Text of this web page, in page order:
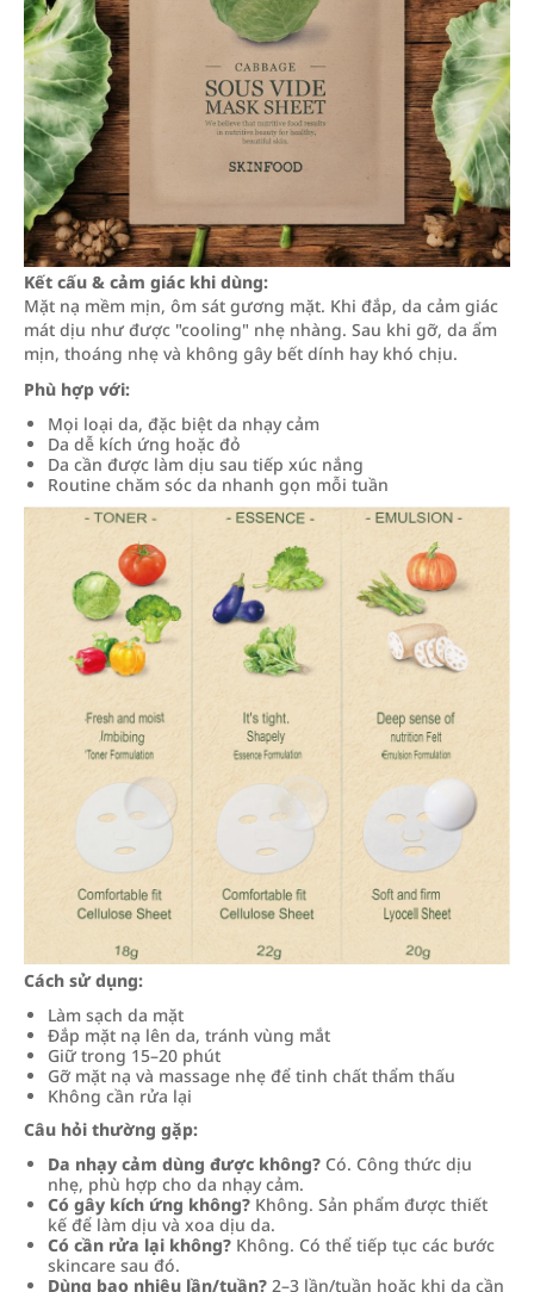
Kết cấu & cảm giác khi dùng:
Mặt nạ mềm mịn, ôm sát gương mặt. Khi đắp, da cảm giác
mát dịu như được "cooling" nhẹ nhàng. Sau khi gỡ, da ẩm
mịn, thoáng nhẹ và không gây bết dính hay khó chịu.
Phù hợp với:
Mọi loại da, đặc biệt da nhạy cảm
Da dễ kích ứng hoặc đỏ
Da cần được làm dịu sau tiếp xúc nắng
Routine chăm sóc da nhanh gọn mỗi tuần
Cách sử dụng:
Làm sạch da mặt
Đắp mặt nạ lên da, tránh vùng mắt
Giữ trong 15–20 phút
Gỡ mặt nạ và massage nhẹ để tinh chất thẩm thấu
Không cần rửa lại
Câu hỏi thường gặp:
Da nhạy cảm dùng được không? Có. Công thức dịu
nhẹ, phù hợp cho da nhạy cảm.
Có gây kích ứng không? Không. Sản phẩm được thiết
kế để làm dịu và xoa dịu da.
Có cần rửa lại không? Không. Có thể tiếp tục các bước
skincare sau đó.
Dùng bao nhiêu lần/tuần? 2–3 lần/tuần hoặc khi da cần